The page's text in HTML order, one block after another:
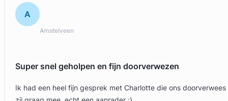
A
Amstelveen
Super snel geholpen en fijn doorverwezen
Ik had een heel fijn gesprek met Charlotte die ons